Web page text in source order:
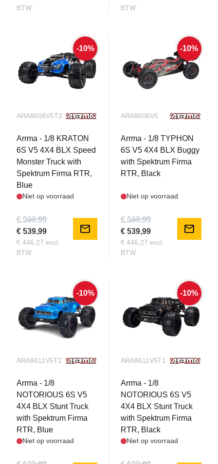
BTW
BTW
-10%
ARA8608V5T2
Arrma - 1/8 KRATON
6S V5 4X4 BLX Speed
Monster Truck with
Spektrum Firma RTR,
Blue
Niet op voorraad
€ 599,99
€ 539,99
€ 446,27 excl.
BTW
mail
-10%
ARA8606V5
Arrma - 1/8 TYPHON
6S V5 4X4 BLX Buggy
with Spektrum Firma
RTR, Black
Niet op voorraad
€ 599,99
€ 539,99
€ 446,27 excl.
BTW
mail
-10%
ARA8611V5T2
Arrma - 1/8
NOTORIOUS 6S V5
4X4 BLX Stunt Truck
with Spektrum Firma
RTR, Blue
Niet op voorraad
-10%
ARA8611V5T1
Arrma - 1/8
NOTORIOUS 6S V5
4X4 BLX Stunt Truck
with Spektrum Firma
RTR, Black
Niet op voorraad